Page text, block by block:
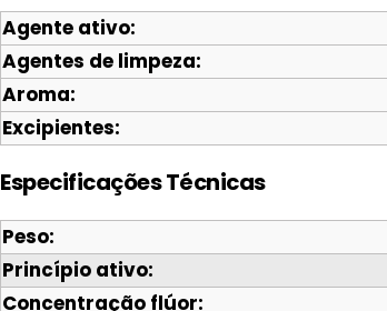
Agente ativo:
Agentes de limpeza:
Aroma:
Excipientes:
Especificações Técnicas
Peso:
Princípio ativo:
Concentração flúor: